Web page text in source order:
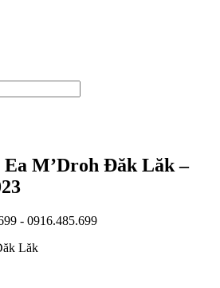
Ea M’Droh Đăk Lăk –
- 0916.485.699
Lăk